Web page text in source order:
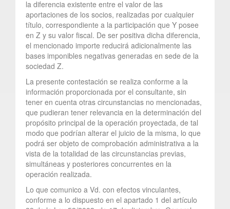
la diferencia existente entre el valor de las
aportaciones de los socios, realizadas por cualquier
título, correspondiente a la participación que Y posee
en Z y su valor fiscal. De ser positiva dicha diferencia,
el mencionado importe reducirá adicionalmente las
bases imponibles negativas generadas en sede de la
sociedad Z.
La presente contestación se realiza conforme a la
información proporcionada por el consultante, sin
tener en cuenta otras circunstancias no mencionadas,
que pudieran tener relevancia en la determinación del
propósito principal de la operación proyectada, de tal
modo que podrían alterar el juicio de la misma, lo que
podrá ser objeto de comprobación administrativa a la
vista de la totalidad de las circunstancias previas,
simultáneas y posteriores concurrentes en la
operación realizada.
Lo que comunico a Vd. con efectos vinculantes,
conforme a lo dispuesto en el apartado 1 del artículo